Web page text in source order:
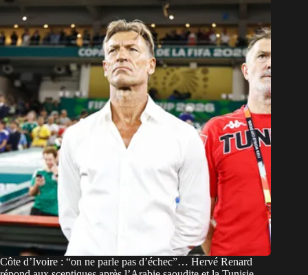
Côte d’Ivoire : “on ne parle pas d’échec”… Hervé Renard